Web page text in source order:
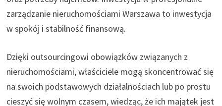
zarządzanie nieruchomościami Warszawa to inwestycja
w spokój i stabilność finansową.
Dzięki outsourcingowi obowiązków związanych z
nieruchomościami, właściciele mogą skoncentrować się
na swoich podstawowych działalnościach lub po prostu
cieszyć się wolnym czasem, wiedząc, że ich majątek jest